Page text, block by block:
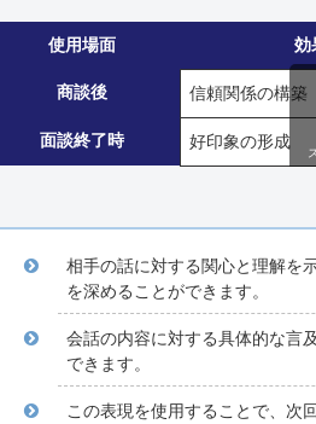
使用場面 効
商談後 信頼関係の構築
面談終了時 好印象の形成
相手の話に対する関心と理解を
を深めることができます。
会話の内容に対する具体的な言
できます。
この表現を使用することで、次